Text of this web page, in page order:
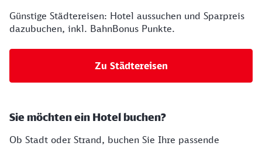
Günstige Städtereisen: Hotel aussuchen und Sparpreis
dazubuchen, inkl. BahnBonus Punkte.
Zu Städtereisen
Sie möchten ein Hotel buchen?
Ob Stadt oder Strand, buchen Sie Ihre passende